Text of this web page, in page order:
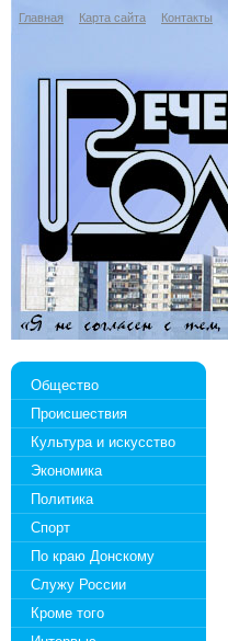
Главная Карта сайта Контакты
Общество
Происшествия
Культура и искусство
Экономика
Политика
Спорт
По краю Донскому
Служу России
Кроме того